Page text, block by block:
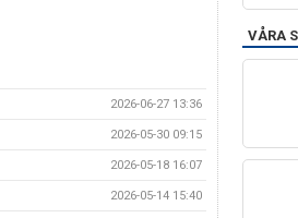
2026-06-27 13:36
2026-05-30 09:15
2026-05-18 16:07
2026-05-14 15:40
VÅRA